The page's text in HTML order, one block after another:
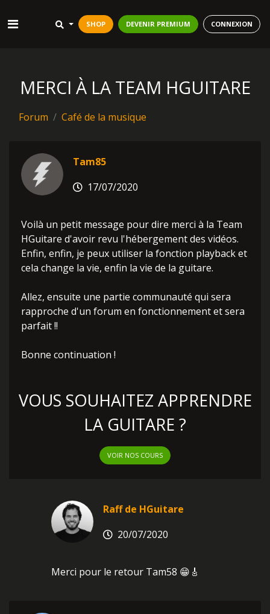
SHOP DEVENIR PREMIUM CONNEXION
MERCI À LA TEAM HGUITARE
Forum Café de la musique
Tam85
17/07/2020
Voilà un petit message pour dire merci à la Team
HGuitare d'avoir revu l'hébergement des vidéos.
Enfin, enfin, je peux utiliser la fonction playback et
cela change la vie, enfin la vie de la guitare.
Allez, ensuite une partie communauté qui sera
rapproche d'un forum en fonctionnement et sera
parfait !!
Bonne continuation !
VOUS SOUHAITEZ APPRENDRE
LA GUITARE ?
VOIR NOS COURS
Raff de HGuitare
20/07/2020
Merci pour le retour Tam58 😁🎸